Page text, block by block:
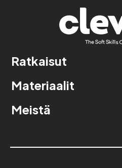
Ratkaisut
Materiaalit
Meistä